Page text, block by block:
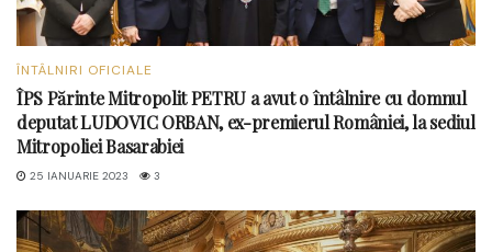
ÎNTÂLNIRI OFICIALE
ÎPS Părinte Mitropolit PETRU a avut o întâlnire cu domnul
deputat LUDOVIC ORBAN, ex-premierul României, la sediul
Mitropoliei Basarabiei
25 IANUARIE 2023 3